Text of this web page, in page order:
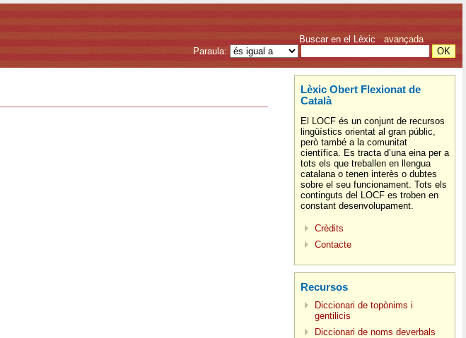
Buscar en el Lèxic avançada
Paraula:
Lèxic Obert Flexionat de
Català
El LOCF és un conjunt de recursos
lingüístics orientat al gran públic,
però també a la comunitat
científica. Es tracta d’una eina per a
tots els que treballen en llengua
catalana o tenen interès o dubtes
sobre el seu funcionament. Tots els
continguts del LOCF es troben en
constant desenvolupament.
Crèdits
Contacte
Recursos
Diccionari de topònims i
gentilicis
Diccionari de noms deverbals